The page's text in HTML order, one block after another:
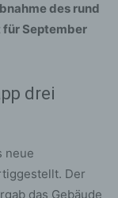
des rund
für September
drei
neue
Der
das Gebäude